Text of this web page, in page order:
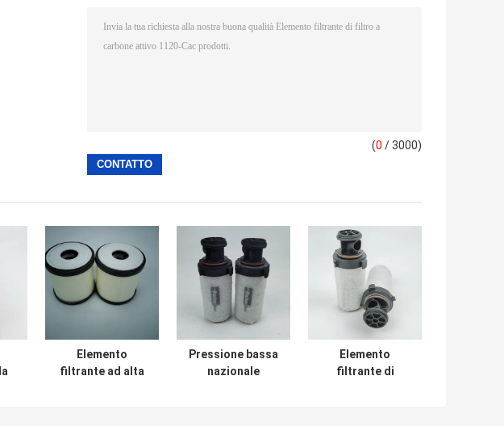
(0 / 3000)
Elemento
filtrante ad alta
Pressione bassa
nazionale
Elemento
filtrante di